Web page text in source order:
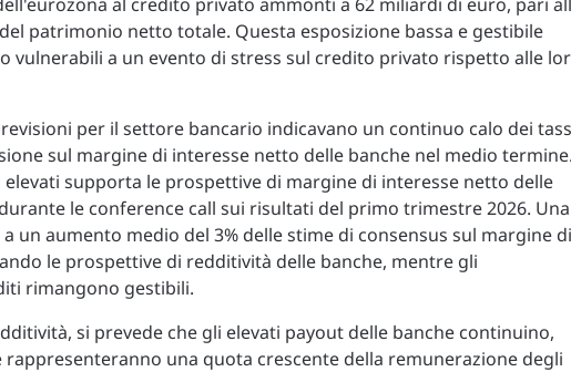
patrimonio netto totale. Questa esposizione bassa e gestibile
vulnerabili a un evento di stress sul credito privato rispetto alle
per il settore bancario indicavano un continuo calo dei
sul margine di interesse netto delle banche nel medio termine.
supporta le prospettive di margine di interesse netto delle
le conference call sui risultati del primo trimestre 2026. Una
un aumento medio del 3% delle stime di consensus sul margine di
le prospettive di redditività delle banche, mentre gli
rimangono gestibili.
si prevede che gli elevati payout delle banche continuino,
una quota crescente della remunerazione degli